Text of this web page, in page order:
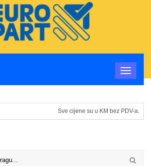
Sve cijene su u KM bez PDV-a.